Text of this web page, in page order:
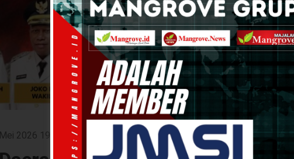
2026 19:39 WIB kurang dari 1 menit